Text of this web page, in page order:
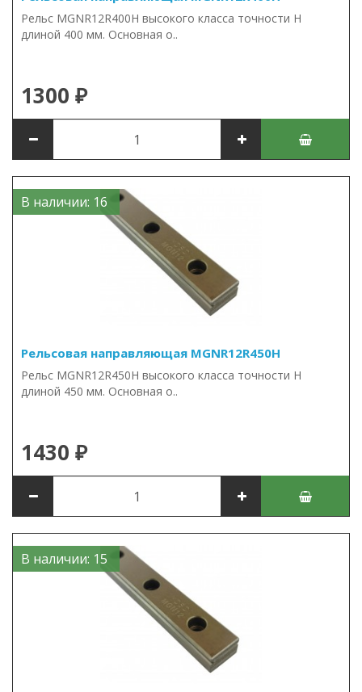
Рельс MGNR12R400H высокого класса точности H
длиной 400 мм. Основная о..
1300 ₽
В наличии: 16
Рельсовая направляющая MGNR12R450H
Рельс MGNR12R450H высокого класса точности H
длиной 450 мм. Основная о..
1430 ₽
В наличии: 15